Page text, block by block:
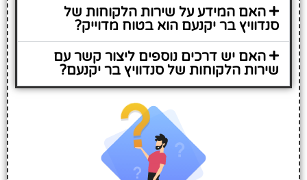
האם המידע על שירות הלקוחות של
סנדוויץ בר יקנעם הוא בטוח מדוייק?
האם יש דרכים נוספים ליצור קשר עם
שירות הלקוחות של סנדוויץ בר יקנעם?